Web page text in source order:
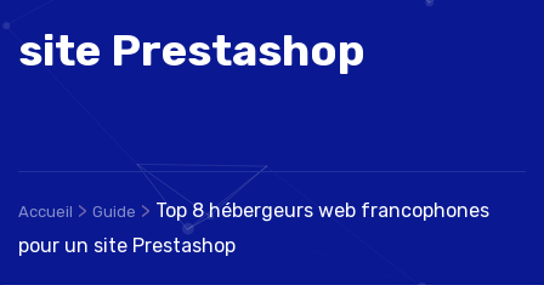
site Prestashop
Accueil > Guide > Top 8 hébergeurs web francophones
pour un site Prestashop